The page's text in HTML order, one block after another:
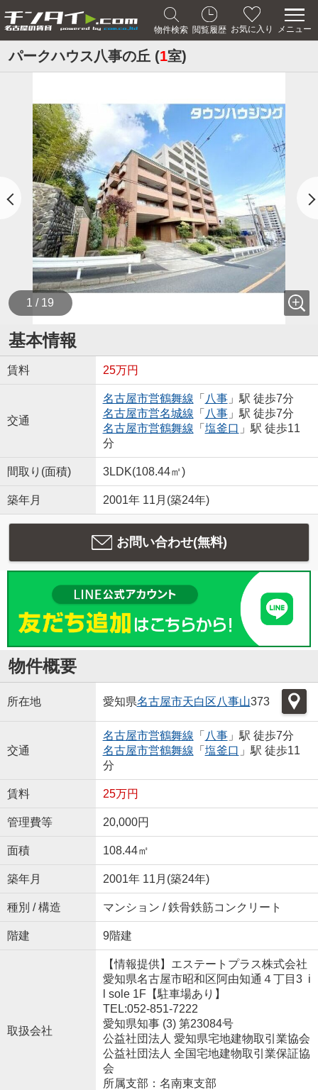
物件検索 閲覧履歴 お気に入り メニュー
パークハウス八事の丘 (1室)
1 / 19
基本情報
賃料 25万円
交通
名古屋市営鶴舞線 「 八事」駅 徒歩7分
名古屋市営名城線 「 八事」駅 徒歩7分
名古屋市営鶴舞線 「 塩釜口 」駅 徒歩11
分
間取り(面積) 3LDK(108.44㎡)
築年月 2001年 11月(築24年)
お問い合わせ(無料)
物件概要
所在地 愛知県名古屋市天白区八事山373
交通
名古屋市営鶴舞線 「 八事」駅 徒歩7分
名古屋市営鶴舞線 「 塩釜口 」駅 徒歩11
分
賃料 25万円
管理費等 20,000円
面積 108.44㎡
築年月 2001年 11月(築24年)
種別 / 構造 マンション / 鉄骨鉄筋コンクリート
階建 9階建
取扱会社
【情報提供】エステートプラス株式会社
愛知県名古屋市昭和区阿由知通４丁目3 i
l sole 1F【駐車場あり】
TEL:052-851-7222
愛知県知事 (3) 第23084号
公益社団法人 愛知県宅地建物取引業協会
公益社団法人 全国宅地建物取引業保証協
会
所属支部：名南東支部